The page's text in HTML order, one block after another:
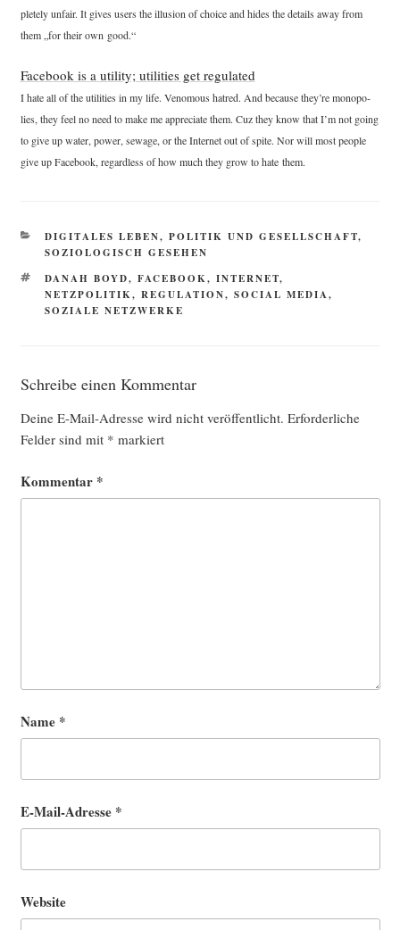
ple­te­ly unfair. It gives users the illu­si­on of choice and hides the details away from
them „for their own good.“
Face­book is a uti­li­ty; uti­li­ties get regu­la­ted
I hate all of the uti­li­ties in my life. Veno­mous hat­red. And becau­se they’re mono­po­
lies, they feel no need to make me app­re­cia­te them. Cuz they know that I’m not going
to give up water, power, sewa­ge, or the Inter­net out of spi­te. Nor will most peo­p­le
give up Face­book, regard­less of how much they grow to hate them.
KATEGORIEN
DIGITALES LEBEN, POLITIK UND GESELLSCHAFT,
SOZIOLOGISCH GESEHEN
SCHLAGWÖRTER
DANAH BOYD, FACEBOOK, INTERNET,
NETZPOLITIK, REGULATION, SOCIAL MEDIA,
SOZIALE NETZWERKE
Schreibe einen Kommentar
Deine E-Mail-Adresse wird nicht veröffentlicht. Erforderliche
Felder sind mit * markiert
Kommentar *
Name *
E-Mail-Adresse *
Website